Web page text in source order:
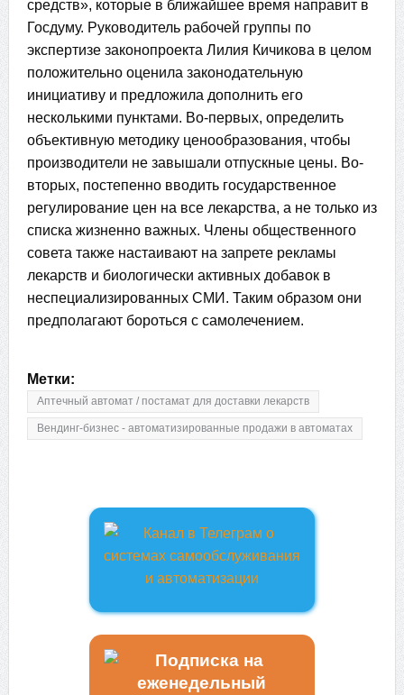
средств», которые в ближайшее время направит в
Госдуму. Руководитель рабочей группы по
экспертизе законопроекта Лилия Кичикова в целом
положительно оценила законодательную
инициативу и предложила дополнить его
несколькими пунктами. Во-первых, определить
объективную методику ценообразования, чтобы
производители не завышали отпускные цены. Во-
вторых, постепенно вводить государственное
регулирование цен на все лекарства, а не только из
списка жизненно важных. Члены общественного
совета также настаивают на запрете рекламы
лекарств и биологически активных добавок в
неспециализированных СМИ. Таким образом они
предполагают бороться с самолечением.
Метки:
Аптечный автомат / постамат для доставки лекарств
Вендинг-бизнес - автоматизированные продажи в автоматах